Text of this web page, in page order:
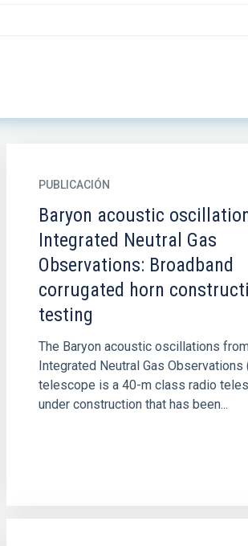
PUBLICACIÓN
Baryon acoustic
Integrated Neutral Gas
Observations: Broadband
corrugated horn
testing
The Baryon acoustic oscillations
Integrated Neutral Gas Observations
telescope is a 40-m class radio
under construction that has been...